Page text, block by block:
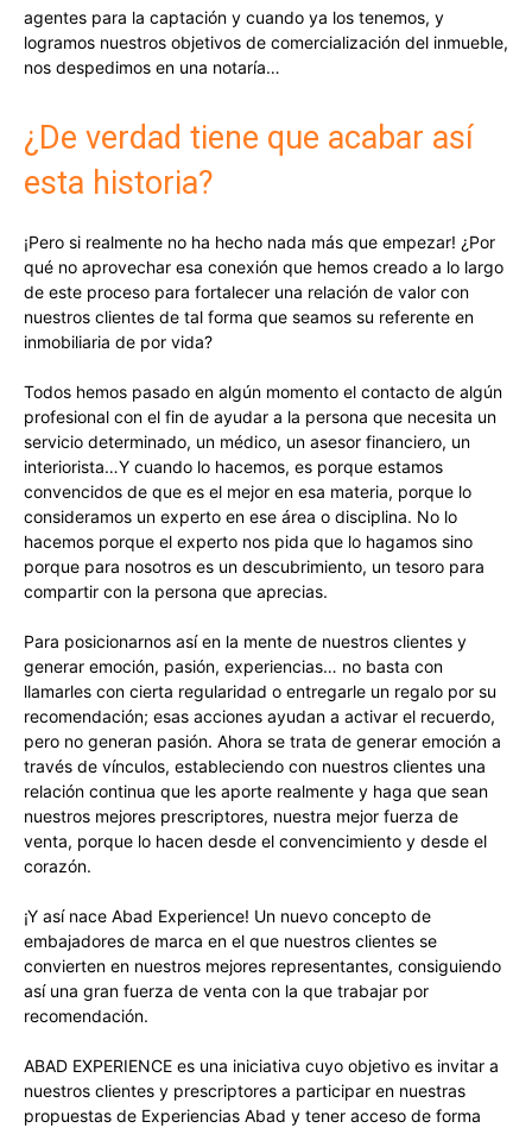
agentes para la captación y cuando ya los tenemos, y
logramos nuestros objetivos de comercialización del inmueble,
nos despedimos en una notaría…
¿De verdad tiene que acabar así
esta historia?
¡Pero si realmente no ha hecho nada más que empezar! ¿Por
qué no aprovechar esa conexión que hemos creado a lo largo
de este proceso para fortalecer una relación de valor con
nuestros clientes de tal forma que seamos su referente en
inmobiliaria de por vida?
Todos hemos pasado en algún momento el contacto de algún
profesional con el fin de ayudar a la persona que necesita un
servicio determinado, un médico, un asesor financiero, un
interiorista…Y cuando lo hacemos, es porque estamos
convencidos de que es el mejor en esa materia, porque lo
consideramos un experto en ese área o disciplina. No lo
hacemos porque el experto nos pida que lo hagamos sino
porque para nosotros es un descubrimiento, un tesoro para
compartir con la persona que aprecias.
Para posicionarnos así en la mente de nuestros clientes y
generar emoción, pasión, experiencias… no basta con
llamarles con cierta regularidad o entregarle un regalo por su
recomendación; esas acciones ayudan a activar el recuerdo,
pero no generan pasión. Ahora se trata de generar emoción a
través de vínculos, estableciendo con nuestros clientes una
relación continua que les aporte realmente y haga que sean
nuestros mejores prescriptores, nuestra mejor fuerza de
venta, porque lo hacen desde el convencimiento y desde el
corazón.
¡Y así nace Abad Experience! Un nuevo concepto de
embajadores de marca en el que nuestros clientes se
convierten en nuestros mejores representantes, consiguiendo
así una gran fuerza de venta con la que trabajar por
recomendación.
ABAD EXPERIENCE es una iniciativa cuyo objetivo es invitar a
nuestros clientes y prescriptores a participar en nuestras
propuestas de Experiencias Abad y tener acceso de forma